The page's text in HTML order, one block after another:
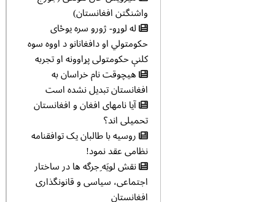
واشنگتن افغانستان)
له لوړو- ژورو سره یوځای
حکومتولي او دافغانانو د اووه سوه
کلنې حکومتولی پړاوونه او تجربه
هیچوقت نام خراسان به
افغانستان تبدیل نشده است
آیا نامهای افغان و افغانستان
تحمیلی اند؟
روسیه با طالبان یک توافقنامه
نظامی عقد نمود!
نقش لويَه ِجرگه ها در ساختار
اجتماعی، سياسی و قانونگذاری
افغانستان